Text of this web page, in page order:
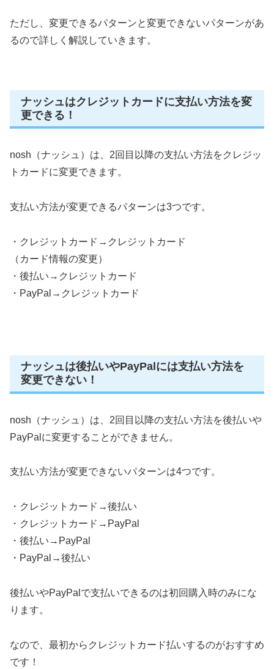
ただし、変更できるパターンと変更できないパターンがあ
るので詳しく解説していきます。
ナッシュはクレジットカードに支払い方法を変
更できる！
nosh（ナッシュ）は、2回目以降の支払い方法をクレジッ
トカードに変更できます。
支払い方法が変更できるパターンは3つです。
・クレジットカード→クレジットカード
（カード情報の変更）
・後払い→クレジットカード
・PayPal→クレジットカード
ナッシュは後払いやPayPalには支払い方法を
変更できない！
nosh（ナッシュ）は、2回目以降の支払い方法を後払いや
PayPalに変更することができません。
支払い方法が変更できないパターンは4つです。
・クレジットカード→後払い
・クレジットカード→PayPal
・後払い→PayPal
・PayPal→後払い
後払いやPayPalで支払いできるのは初回購入時のみにな
ります。
なので、最初からクレジットカード払いするのがおすすめ
です！